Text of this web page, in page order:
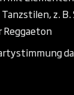
z. B.
Reggaeton